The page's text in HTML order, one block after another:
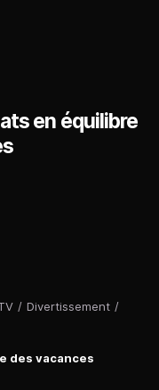
/ Divertissement /
des vacances
en équilibre